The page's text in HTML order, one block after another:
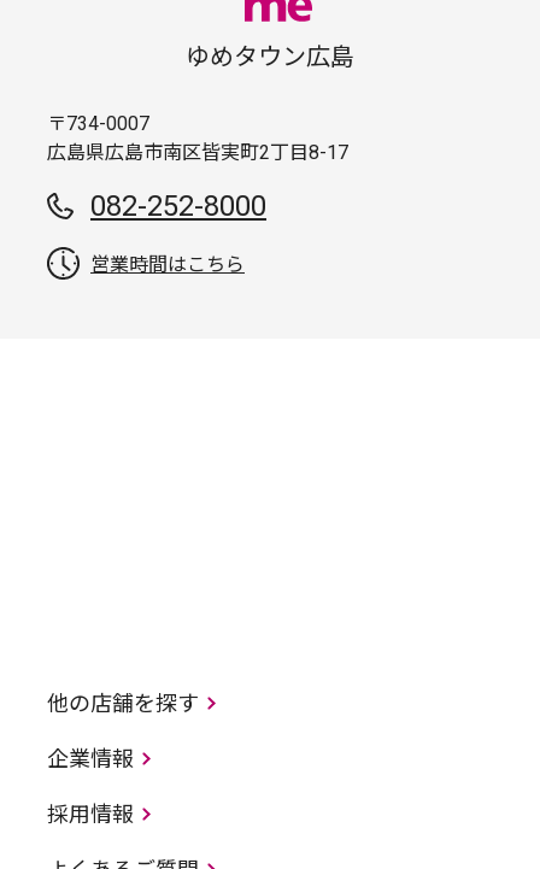
ゆめタウン広島
〒734-0007
広島県広島市南区皆実町2丁目8-17
082-252-8000
営業時間はこちら
他の店舗を探す
企業情報
採用情報